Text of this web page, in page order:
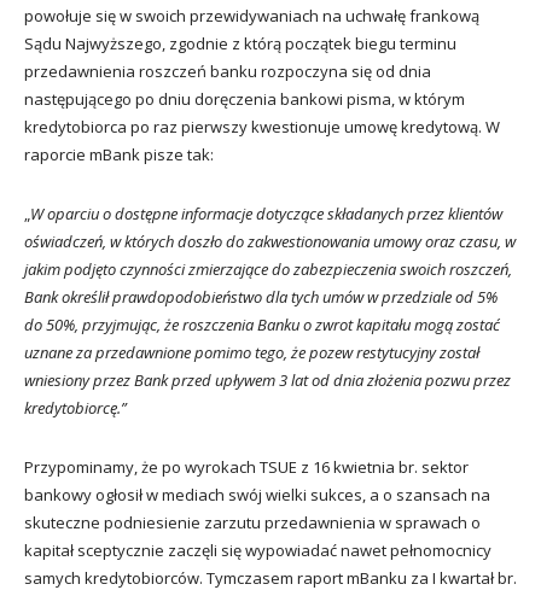
powołuje się w swoich przewidywaniach na uchwałę frankową
Sądu Najwyższego, zgodnie z którą początek biegu terminu
przedawnienia roszczeń banku rozpoczyna się od dnia
następującego po dniu doręczenia bankowi pisma, w którym
kredytobiorca po raz pierwszy kwestionuje umowę kredytową. W
raporcie mBank pisze tak:
W oparciu o dostępne informacje dotyczące składanych przez klientów
oświadczeń, w których doszło do zakwestionowania umowy oraz czasu, w
jakim podjęto czynności zmierzające do zabezpieczenia swoich roszczeń,
Bank określił prawdopodobieństwo dla tych umów w przedziale od 5%
do 50%, przyjmując, że roszczenia Banku o zwrot kapitału mogą zostać
uznane za przedawnione pomimo tego, że pozew restytucyjny został
wniesiony przez Bank przed upływem 3 lat od dnia złożenia pozwu przez
kredytobiorcę.”
Przypominamy, że po wyrokach TSUE z 16 kwietnia br. sektor
bankowy ogłosił w mediach swój wielki sukces, a o szansach na
skuteczne podniesienie zarzutu przedawnienia w sprawach o
kapitał sceptycznie zaczęli się wypowiadać nawet pełnomocnicy
samych kredytobiorców. Tymczasem raport mBanku za I kwartał br.